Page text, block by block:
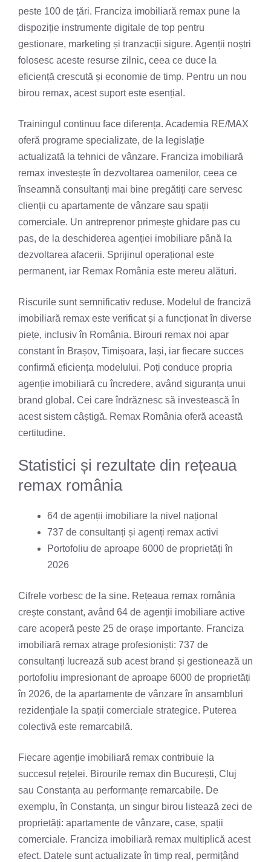
peste 100 de țări. Franciza imobiliară remax pune la
dispoziție instrumente digitale de top pentru
gestionare, marketing și tranzacții sigure. Agenții noștri
folosesc aceste resurse zilnic, ceea ce duce la
eficiență crescută și economie de timp. Pentru un nou
birou remax, acest suport este esențial.
Trainingul continuu face diferența. Academia RE/MAX
oferă programe specializate, de la legislație
actualizată la tehnici de vânzare. Franciza imobiliară
remax investește în dezvoltarea oamenilor, ceea ce
înseamnă consultanți mai bine pregătiți care servesc
clienții cu apartamente de vânzare sau spații
comerciale. Un antreprenor primește ghidare pas cu
pas, de la deschiderea agenției imobiliare până la
dezvoltarea afacerii. Sprijinul operațional este
permanent, iar Remax România este mereu alături.
Riscurile sunt semnificativ reduse. Modelul de franciză
imobiliară remax este verificat și a funcționat în diverse
piețe, inclusiv în România. Birouri remax noi apar
constant în Brașov, Timișoara, Iași, iar fiecare succes
confirmă eficiența modelului. Poți conduce propria
agenție imobiliară cu încredere, având siguranța unui
brand global. Cei care îndrăznesc să investească în
acest sistem câștigă. Remax România oferă această
certitudine.
Statistici și rezultate din rețeaua
remax românia
64 de agenții imobiliare la nivel național
737 de consultanți și agenți remax activi
Portofoliu de aproape 6000 de proprietăți în
2026
Cifrele vorbesc de la sine. Rețeaua remax românia
crește constant, având 64 de agenții imobiliare active
care acoperă peste 25 de orașe importante. Franciza
imobiliară remax atrage profesioniști: 737 de
consultanți lucrează sub acest brand și gestionează un
portofoliu impresionant de aproape 6000 de proprietăți
în 2026, de la apartamente de vânzare în ansambluri
rezidențiale la spații comerciale strategice. Puterea
colectivă este remarcabilă.
Fiecare agenție imobiliară remax contribuie la
succesul rețelei. Birourile remax din București, Cluj
sau Constanța au performanțe remarcabile. De
exemplu, în Constanța, un singur birou listează zeci de
proprietăți: apartamente de vânzare, case, spații
comerciale. Franciza imobiliară remax multiplică acest
efect. Datele sunt actualizate în timp real, permițând